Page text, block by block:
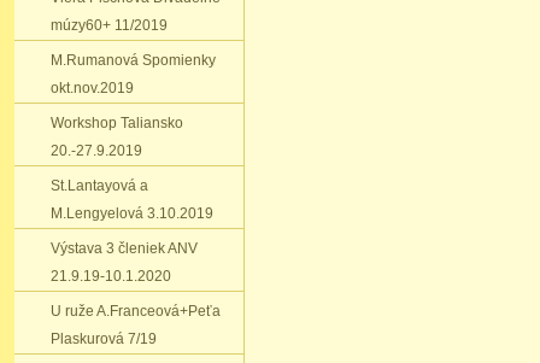
múzy60+ 11/2019
M.Rumanová Spomienky
okt.nov.2019
Workshop Taliansko
20.-27.9.2019
St.Lantayová a
M.Lengyelová 3.10.2019
Výstava 3 členiek ANV
21.9.19-10.1.2020
U ruže A.Franceová+Peťa
Plaskurová 7/19